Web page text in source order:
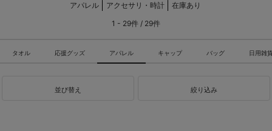
アパレル アクセサリ・時計
在庫あり
1 - 29件 / 29件
タオル 応援グッズ アパレル キャップ バッグ 日用雑
並び替え 絞り込み